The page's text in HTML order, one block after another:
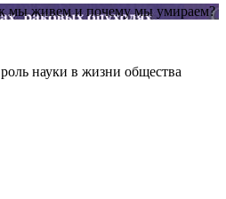
мы живем и почему мы умираем?
науки в жизни общества